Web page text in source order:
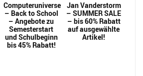
Computeruniverse
– Back to School
– Angebote zu
Semesterstart
und Schulbeginn
bis 45% Rabatt!
Jan Vanderstorm
– SUMMER SALE
– bis 60% Rabatt
auf ausgewählte
Artikel!